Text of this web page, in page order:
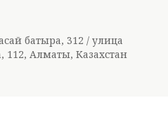
батыра, 312 / улица
112, Алматы, Казахстан